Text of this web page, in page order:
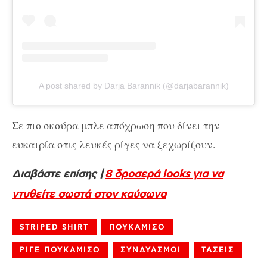
A post shared by Darja Barannik (@darjabarannik)
Σε πιο σκούρα μπλε απόχρωση που δίνει την
ευκαιρία στις λευκές ρίγες να ξεχωρίζουν.
Διαβάστε επίσης |8 δροσερά looks για να
ντυθείτε σωστά στον καύσωνα
STRIPED SHIRT ΠΟΥΚΑΜΙΣΟ
ΡΙΓΕ ΠΟΥΚΑΜΙΣΟ ΣΥΝΔΥΑΣΜΟΙ ΤΑΣΕΙΣ